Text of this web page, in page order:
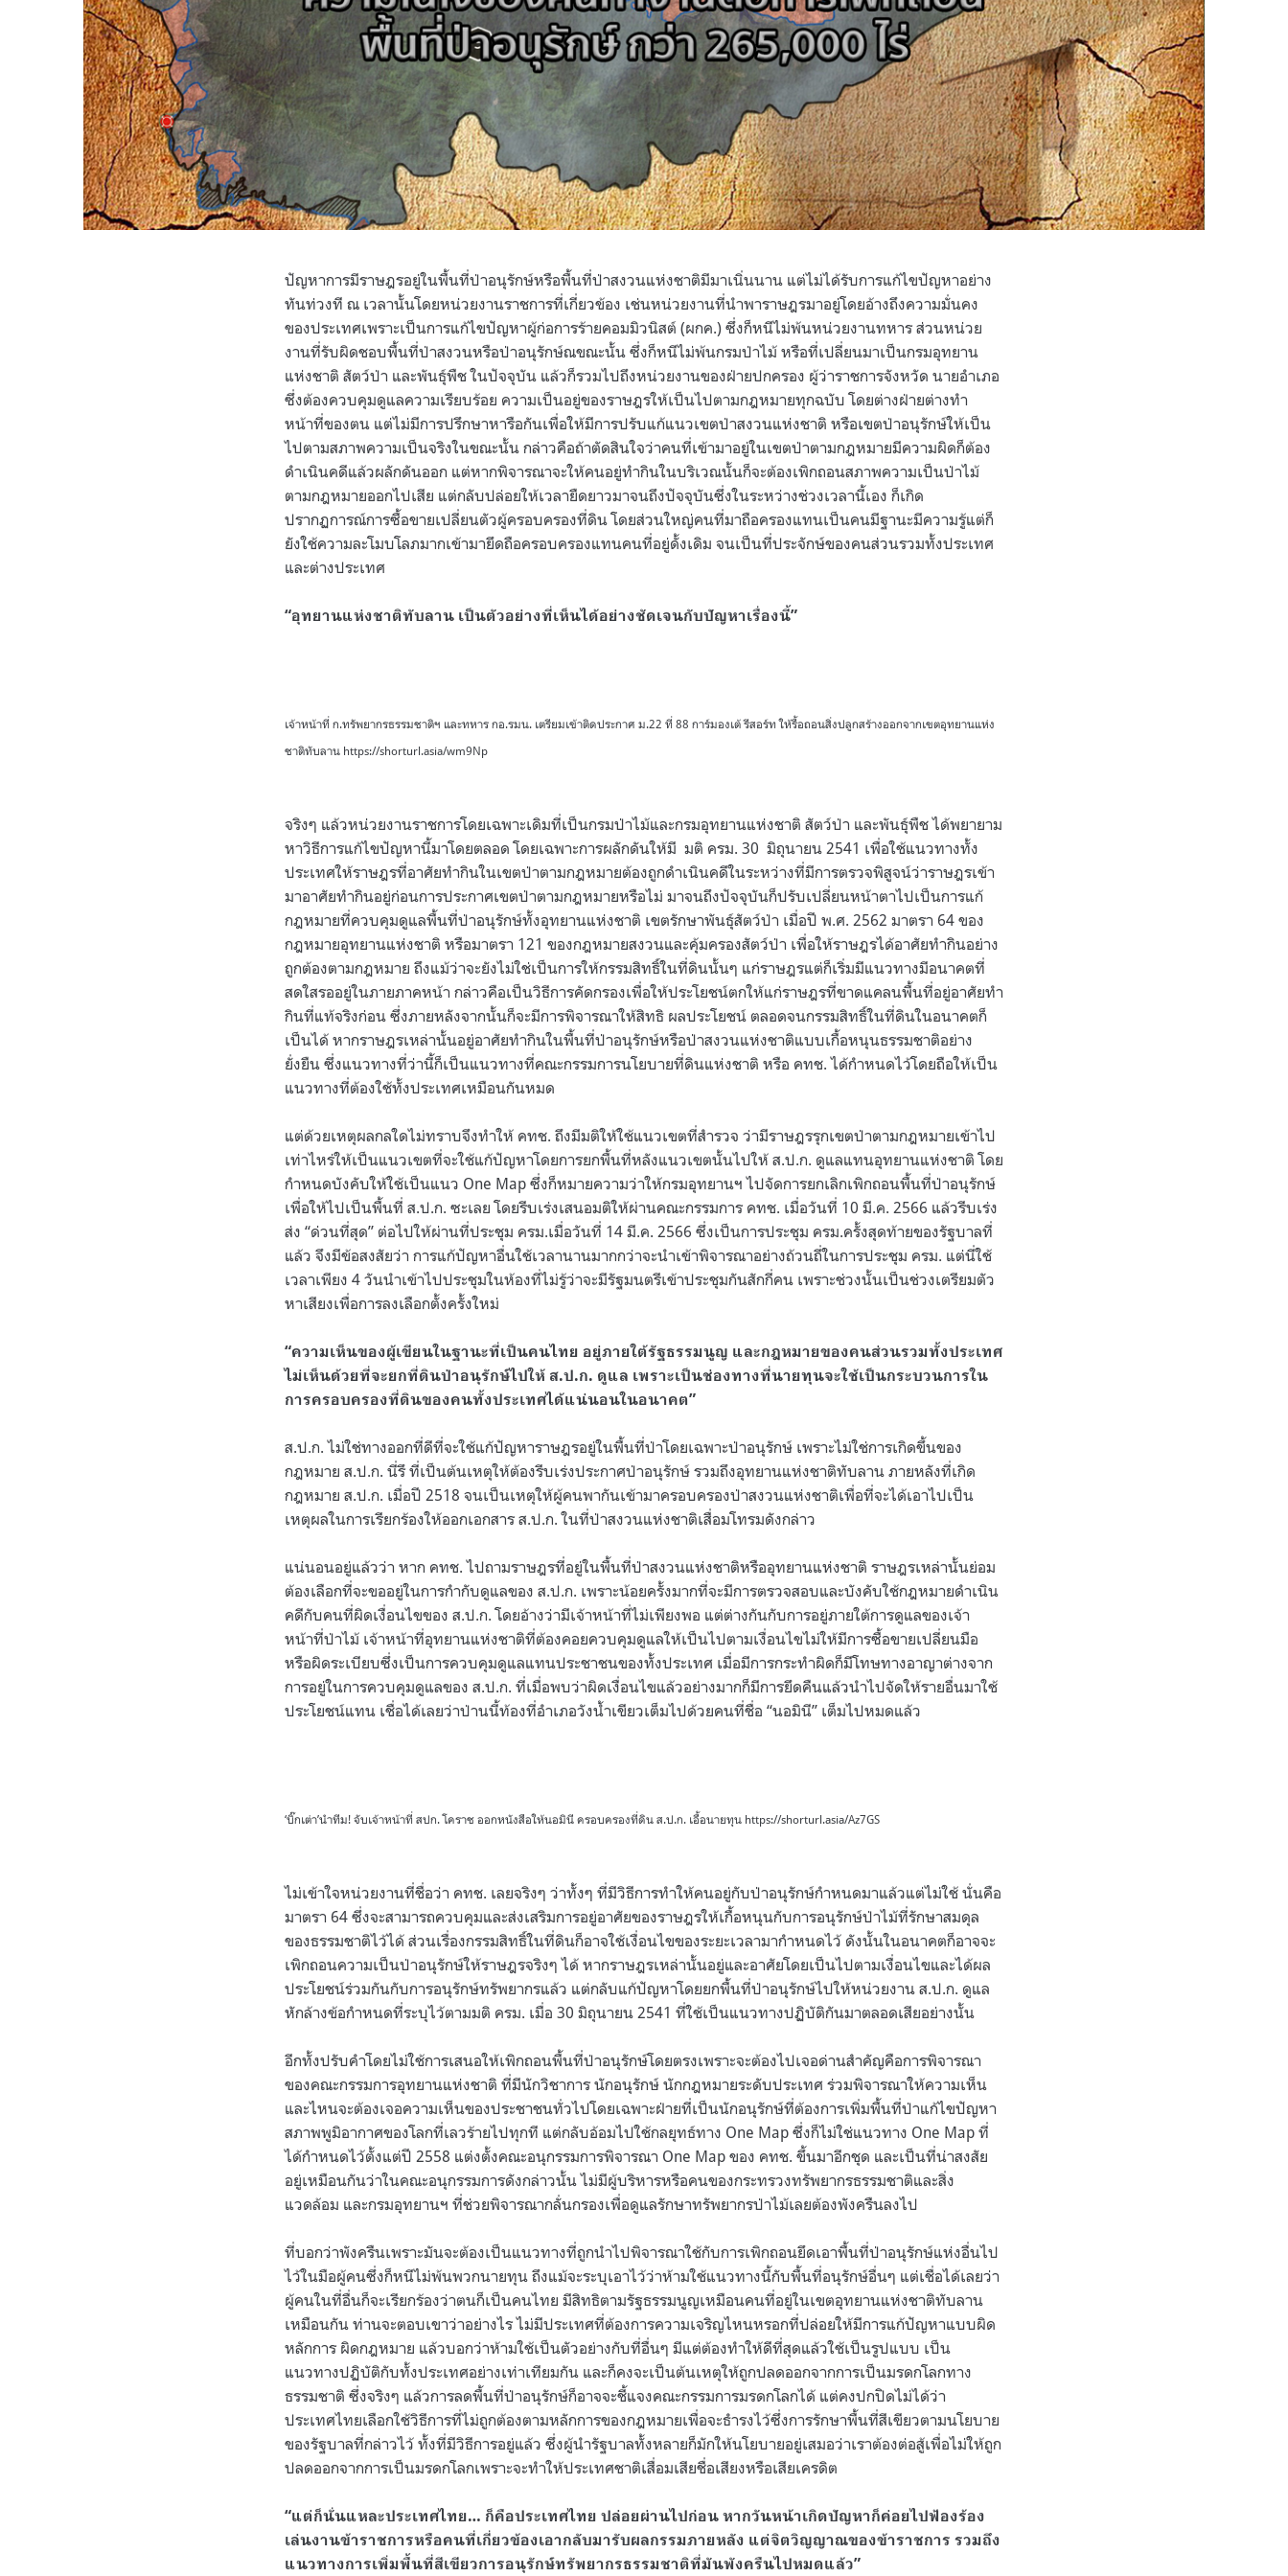
ปัญหาการมีราษฎรอยู่ในพื้นที่ป่าอนุรักษ์หรือพื้นที่ป่าสงวนแห่งชาติมีมาเนิ่นนาน แต่ไม่ได้รับการแก้ไขปัญหาอย่าง
ทันท่วงที ณ เวลานั้นโดยหน่วยงานราชการที่เกี่ยวข้อง เช่นหน่วยงานที่นำพาราษฎรมาอยู่โดยอ้างถึงความมั่นคง
ของประเทศเพราะเป็นการแก้ไขปัญหาผู้ก่อการร้ายคอมมิวนิสต์ (ผกค.) ซึ่งก็หนีไม่พ้นหน่วยงานทหาร ส่วนหน่วย
งานที่รับผิดชอบพื้นที่ป่าสงวนหรือป่าอนุรักษ์ณขณะนั้น ซึ่งก็หนีไม่พ้นกรมป่าไม้ หรือที่เปลี่ยนมาเป็นกรมอุทยาน
แห่งชาติ สัตว์ป่า และพันธุ์พืช ในปัจจุบัน แล้วก็รวมไปถึงหน่วยงานของฝ่ายปกครอง ผู้ว่าราชการจังหวัด นายอำเภอ
ซึ่งต้องควบคุมดูแลความเรียบร้อย ความเป็นอยู่ของราษฎรให้เป็นไปตามกฎหมายทุกฉบับ โดยต่างฝ่ายต่างทำ
หน้าที่ของตน แต่ไม่มีการปรึกษาหารือกันเพื่อให้มีการปรับแก้แนวเขตป่าสงวนแห่งชาติ หรือเขตป่าอนุรักษ์ให้เป็น
ไปตามสภาพความเป็นจริงในขณะนั้น กล่าวคือถ้าตัดสินใจว่าคนที่เข้ามาอยู่ในเขตป่าตามกฎหมายมีความผิดก็ต้อง
ดำเนินคดีแล้วผลักดันออก แต่หากพิจารณาจะให้คนอยู่ทำกินในบริเวณนั้นก็จะต้องเพิกถอนสภาพความเป็นป่าไม้
ตามกฎหมายออกไปเสีย แต่กลับปล่อยให้เวลายืดยาวมาจนถึงปัจจุบันซึ่งในระหว่างช่วงเวลานี้เอง ก็เกิด
ปรากฏการณ์การซื้อขายเปลี่ยนตัวผู้ครอบครองที่ดิน โดยส่วนใหญ่คนที่มาถือครองแทนเป็นคนมีฐานะมีความรู้แต่ก็
ยังใช้ความละโมบโลภมากเข้ามายึดถือครอบครองแทนคนที่อยู่ดั้งเดิม จนเป็นที่ประจักษ์ของคนส่วนรวมทั้งประเทศ
และต่างประเทศ
“อุทยานแห่งชาติทับลาน เป็นตัวอย่างที่เห็นได้อย่างชัดเจนกับปัญหาเรื่องนี้”
เจ้าหน้าที่ ก.ทรัพยากรธรรมชาติฯ และทหาร กอ.รมน. เตรียมเข้าติดประกาศ ม.22 ที่ 88 การ์มองเต้ รีสอร์ท ให้รื้อถอนสิ่งปลูกสร้างออกจากเขตอุทยานแห่ง
ชาติทับลาน https://shorturl.asia/wm9Np
จริงๆ แล้วหน่วยงานราชการโดยเฉพาะเดิมที่เป็นกรมป่าไม้และกรมอุทยานแห่งชาติ สัตว์ป่า และพันธุ์พืช ได้พยายาม
หาวิธีการแก้ไขปัญหานี้มาโดยตลอด โดยเฉพาะการผลักดันให้มี มติ ครม. 30 มิถุนายน 2541 เพื่อใช้แนวทางทั้ง
ประเทศให้ราษฎรที่อาศัยทำกินในเขตป่าตามกฎหมายต้องถูกดำเนินคดีในระหว่างที่มีการตรวจพิสูจน์ว่าราษฎรเข้า
มาอาศัยทำกินอยู่ก่อนการประกาศเขตป่าตามกฎหมายหรือไม่ มาจนถึงปัจจุบันก็ปรับเปลี่ยนหน้าตาไปเป็นการแก้
กฎหมายที่ควบคุมดูแลพื้นที่ป่าอนุรักษ์ทั้งอุทยานแห่งชาติ เขตรักษาพันธุ์สัตว์ป่า เมื่อปี พ.ศ. 2562 มาตรา 64 ของ
กฎหมายอุทยานแห่งชาติ หรือมาตรา 121 ของกฎหมายสงวนและคุ้มครองสัตว์ป่า เพื่อให้ราษฎรได้อาศัยทำกินอย่าง
ถูกต้องตามกฎหมาย ถึงแม้ว่าจะยังไม่ใช่เป็นการให้กรรมสิทธิ์ในที่ดินนั้นๆ แก่ราษฎรแต่ก็เริ่มมีแนวทางมีอนาคตที่
สดใสรออยู่ในภายภาคหน้า กล่าวคือเป็นวิธีการคัดกรองเพื่อให้ประโยชน์ตกให้แก่ราษฎรที่ขาดแคลนพื้นที่อยู่อาศัยทำ
กินที่แท้จริงก่อน ซึ่งภายหลังจากนั้นก็จะมีการพิจารณาให้สิทธิ ผลประโยชน์ ตลอดจนกรรมสิทธิ์ในที่ดินในอนาคตก็
เป็นได้ หากราษฎรเหล่านั้นอยู่อาศัยทำกินในพื้นที่ป่าอนุรักษ์หรือป่าสงวนแห่งชาติแบบเกื้อหนุนธรรมชาติอย่าง
ยั่งยืน ซึ่งแนวทางที่ว่านี้ก็เป็นแนวทางที่คณะกรรมการนโยบายที่ดินแห่งชาติ หรือ คทช. ได้กำหนดไว้โดยถือให้เป็น
แนวทางที่ต้องใช้ทั้งประเทศเหมือนกันหมด
แต่ด้วยเหตุผลกลใดไม่ทราบจึงทำให้ คทช. ถึงมีมติให้ใช้แนวเขตที่สำรวจ ว่ามีราษฎรรุกเขตป่าตามกฎหมายเข้าไป
เท่าไหร่ให้เป็นแนวเขตที่จะใช้แก้ปัญหาโดยการยกพื้นที่หลังแนวเขตนั้นไปให้ ส.ป.ก. ดูแลแทนอุทยานแห่งชาติ โดย
กำหนดบังคับให้ใช้เป็นแนว One Map ซึ่งก็หมายความว่าให้กรมอุทยานฯ ไปจัดการยกเลิกเพิกถอนพื้นที่ป่าอนุรักษ์
เพื่อให้ไปเป็นพื้นที่ ส.ป.ก. ซะเลย โดยรีบเร่งเสนอมติให้ผ่านคณะกรรมการ คทช. เมื่อวันที่ 10 มี.ค. 2566 แล้วรีบเร่ง
ส่ง “ด่วนที่สุด” ต่อไปให้ผ่านที่ประชุม ครม.เมื่อวันที่ 14 มี.ค. 2566 ซึ่งเป็นการประชุม ครม.ครั้งสุดท้ายของรัฐบาลที่
แล้ว จึงมีข้อสงสัยว่า การแก้ปัญหาอื่นใช้เวลานานมากกว่าจะนำเข้าพิจารณาอย่างถ้วนถี่ในการประชุม ครม. แต่นี่ใช้
เวลาเพียง 4 วันนำเข้าไปประชุมในห้องที่ไม่รู้ว่าจะมีรัฐมนตรีเข้าประชุมกันสักกี่คน เพราะช่วงนั้นเป็นช่วงเตรียมตัว
หาเสียงเพื่อการลงเลือกตั้งครั้งใหม่
“ความเห็นของผู้เขียนในฐานะที่เป็นคนไทย อยู่ภายใต้รัฐธรรมนูญ และกฎหมายของคนส่วนรวมทั้งประเทศ
ไม่เห็นด้วยที่จะยกที่ดินป่าอนุรักษ์ไปให้ ส.ป.ก. ดูแล เพราะเป็นช่องทางที่นายทุนจะใช้เป็นกระบวนการใน
การครอบครองที่ดินของคนทั้งประเทศได้แน่นอนในอนาคต”
ส.ป.ก. ไม่ใช่ทางออกที่ดีที่จะใช้แก้ปัญหาราษฎรอยู่ในพื้นที่ป่าโดยเฉพาะป่าอนุรักษ์ เพราะไม่ใช่การเกิดขึ้นของ
กฎหมาย ส.ป.ก. นี่รึ ที่เป็นต้นเหตุให้ต้องรีบเร่งประกาศป่าอนุรักษ์ รวมถึงอุทยานแห่งชาติทับลาน ภายหลังที่เกิด
กฎหมาย ส.ป.ก. เมื่อปี 2518 จนเป็นเหตุให้ผู้คนพากันเข้ามาครอบครองป่าสงวนแห่งชาติเพื่อที่จะได้เอาไปเป็น
เหตุผลในการเรียกร้องให้ออกเอกสาร ส.ป.ก. ในที่ป่าสงวนแห่งชาติเสื่อมโทรมดังกล่าว
แน่นอนอยู่แล้วว่า หาก คทช. ไปถามราษฎรที่อยู่ในพื้นที่ป่าสงวนแห่งชาติหรืออุทยานแห่งชาติ ราษฎรเหล่านั้นย่อม
ต้องเลือกที่จะขออยู่ในการกำกับดูแลของ ส.ป.ก. เพราะน้อยครั้งมากที่จะมีการตรวจสอบและบังคับใช้กฎหมายดำเนิน
คดีกับคนที่ผิดเงื่อนไขของ ส.ป.ก. โดยอ้างว่ามีเจ้าหน้าที่ไม่เพียงพอ แต่ต่างกันกับการอยู่ภายใต้การดูแลของเจ้า
หน้าที่ป่าไม้ เจ้าหน้าที่อุทยานแห่งชาติที่ต้องคอยควบคุมดูแลให้เป็นไปตามเงื่อนไขไม่ให้มีการซื้อขายเปลี่ยนมือ
หรือผิดระเบียบซึ่งเป็นการควบคุมดูแลแทนประชาชนของทั้งประเทศ เมื่อมีการกระทำผิดก็มีโทษทางอาญาต่างจาก
การอยู่ในการควบคุมดูแลของ ส.ป.ก. ที่เมื่อพบว่าผิดเงื่อนไขแล้วอย่างมากก็มีการยึดคืนแล้วนำไปจัดให้รายอื่นมาใช้
ประโยชน์แทน เชื่อได้เลยว่าป่านนี้ท้องที่อำเภอวังน้ำเขียวเต็มไปด้วยคนที่ชื่อ “นอมินี” เต็มไปหมดแล้ว
‘บิ๊กเต่า’นำทีม! จับเจ้าหน้าที่ สปก. โคราช ออกหนังสือให้นอมินี ครอบครองที่ดิน ส.ป.ก. เอื้อนายทุน https://shorturl.asia/Az7GS
ไม่เข้าใจหน่วยงานที่ชื่อว่า คทช. เลยจริงๆ ว่าทั้งๆ ที่มีวิธีการทำให้คนอยู่กับป่าอนุรักษ์กำหนดมาแล้วแต่ไม่ใช้ นั่นคือ
มาตรา 64 ซึ่งจะสามารถควบคุมและส่งเสริมการอยู่อาศัยของราษฎรให้เกื้อหนุนกับการอนุรักษ์ป่าไม้ที่รักษาสมดุล
ของธรรมชาติไว้ได้ ส่วนเรื่องกรรมสิทธิ์ในที่ดินก็อาจใช้เงื่อนไขของระยะเวลามากำหนดไว้ ดังนั้นในอนาคตก็อาจจะ
เพิกถอนความเป็นป่าอนุรักษ์ให้ราษฎรจริงๆ ได้ หากราษฎรเหล่านั้นอยู่และอาศัยโดยเป็นไปตามเงื่อนไขและได้ผล
ประโยชน์ร่วมกันกับการอนุรักษ์ทรัพยากรแล้ว แต่กลับแก้ปัญหาโดยยกพื้นที่ป่าอนุรักษ์ไปให้หน่วยงาน ส.ป.ก. ดูแล
หักล้างข้อกำหนดที่ระบุไว้ตามมติ ครม. เมื่อ 30 มิถุนายน 2541 ที่ใช้เป็นแนวทางปฏิบัติกันมาตลอดเสียอย่างนั้น
อีกทั้งปรับคำโดยไม่ใช้การเสนอให้เพิกถอนพื้นที่ป่าอนุรักษ์โดยตรงเพราะจะต้องไปเจอด่านสำคัญคือการพิจารณา
ของคณะกรรมการอุทยานแห่งชาติ ที่มีนักวิชาการ นักอนุรักษ์ นักกฎหมายระดับประเทศ ร่วมพิจารณาให้ความเห็น
และไหนจะต้องเจอความเห็นของประชาชนทั่วไปโดยเฉพาะฝ่ายที่เป็นนักอนุรักษ์ที่ต้องการเพิ่มพื้นที่ป่าแก้ไขปัญหา
สภาพพูมิอากาศของโลกที่เลวร้ายไปทุกที แต่กลับอ้อมไปใช้กลยุทธ์ทาง One Map ซึ่งก็ไม่ใช่แนวทาง One Map ที่
ได้กำหนดไว้ตั้งแต่ปี 2558 แต่งตั้งคณะอนุกรรมการพิจารณา One Map ของ คทช. ขึ้นมาอีกชุด และเป็นที่น่าสงสัย
อยู่เหมือนกันว่าในคณะอนุกรรมการดังกล่าวนั้น ไม่มีผู้บริหารหรือคนของกระทรวงทรัพยากรธรรมชาติและสิ่ง
แวดล้อม และกรมอุทยานฯ ที่ช่วยพิจารณากลั่นกรองเพื่อดูแลรักษาทรัพยากรป่าไม้เลยต้องพังครืนลงไป
ที่บอกว่าพังครืนเพราะมันจะต้องเป็นแนวทางที่ถูกนำไปพิจารณาใช้กับการเพิกถอนยึดเอาพื้นที่ป่าอนุรักษ์แห่งอื่นไป
ไว้ในมือผู้คนซึ่งก็หนีไม่พ้นพวกนายทุน ถึงแม้จะระบุเอาไว้ว่าห้ามใช้แนวทางนี้กับพื้นที่อนุรักษ์อื่นๆ แต่เชื่อได้เลยว่า
ผู้คนในที่อื่นก็จะเรียกร้องว่าตนก็เป็นคนไทย มีสิทธิตามรัฐธรรมนูญเหมือนคนที่อยู่ในเขตอุทยานแห่งชาติทับลาน
เหมือนกัน ท่านจะตอบเขาว่าอย่างไร ไม่มีประเทศที่ต้องการความเจริญไหนหรอกที่ปล่อยให้มีการแก้ปัญหาแบบผิด
หลักการ ผิดกฎหมาย แล้วบอกว่าห้ามใช้เป็นตัวอย่างกับที่อื่นๆ มีแต่ต้องทำให้ดีที่สุดแล้วใช้เป็นรูปแบบ เป็น
แนวทางปฏิบัติกับทั้งประเทศอย่างเท่าเทียมกัน และก็คงจะเป็นต้นเหตุให้ถูกปลดออกจากการเป็นมรดกโลกทาง
ธรรมชาติ ซึ่งจริงๆ แล้วการลดพื้นที่ป่าอนุรักษ์ก็อาจจะชี้แจงคณะกรรมการมรดกโลกได้ แต่คงปกปิดไม่ได้ว่า
ประเทศไทยเลือกใช้วิธีการที่ไม่ถูกต้องตามหลักการของกฎหมายเพื่อจะธำรงไว้ซึ่งการรักษาพื้นที่สีเขียวตามนโยบาย
ของรัฐบาลที่กล่าวไว้ ทั้งที่มีวิธีการอยู่แล้ว ซึ่งผู้นำรัฐบาลทั้งหลายก็มักให้นโยบายอยู่เสมอว่าเราต้องต่อสู้เพื่อไม่ให้ถูก
ปลดออกจากการเป็นมรดกโลกเพราะจะทำให้ประเทศชาติเสื่อมเสียชื่อเสียงหรือเสียเครดิต
“แต่ก็นั่นแหละประเทศไทย… ก็คือประเทศไทย ปล่อยผ่านไปก่อน หากวันหน้าเกิดปัญหาก็ค่อยไปฟ้องร้อง
เล่นงานข้าราชการหรือคนที่เกี่ยวข้องเอากลับมารับผลกรรมภายหลัง แต่จิตวิญญาณของข้าราชการ รวมถึง
แนวทางการเพิ่มพื้นที่สีเขียวการอนุรักษ์ทรัพยากรธรรมชาติที่มันพังครืนไปหมดแล้ว”